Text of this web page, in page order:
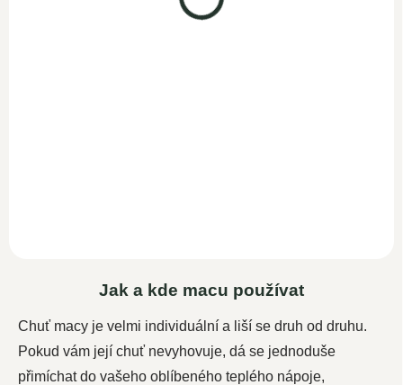
Jak a kde macu používat
Chuť macy je velmi individuální a liší se druh od druhu.
Pokud vám její chuť nevyhovuje, dá se jednoduše
přimíchat do vašeho oblíbeného teplého nápoje,